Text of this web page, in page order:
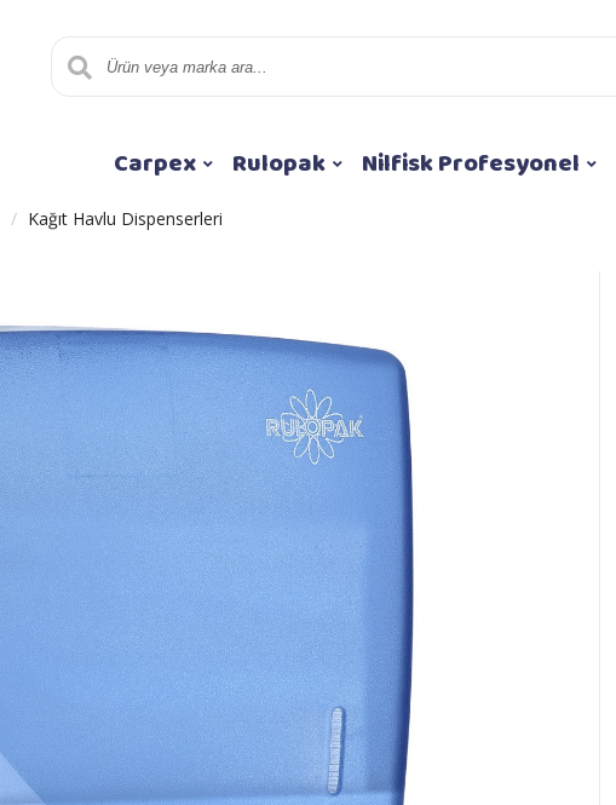
Carpex Rulopak Nilfisk Profesyonel
Kağıt Havlu Dispenserleri